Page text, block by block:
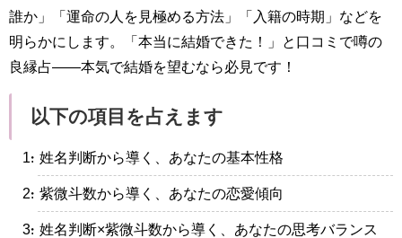
誰か」「運命の人を見極める方法」「入籍の時期」などを
明らかにします。「本当に結婚できた！」と口コミで噂の
良縁占――本気で結婚を望むなら必見です！
以下の項目を占えます
・姓名判断から導く、あなたの基本性格
・紫微斗数から導く、あなたの恋愛傾向
・姓名判断×紫微斗数から導く、あなたの思考バランス